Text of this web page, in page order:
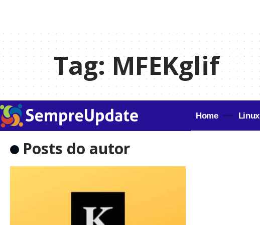
Tag:MFEKglif
Home Linux
Posts do autor